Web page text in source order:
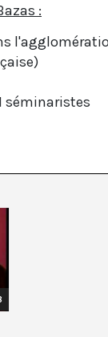
:
séminaristes